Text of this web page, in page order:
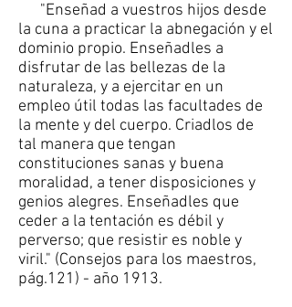
"Enseñad a vuestros hijos desde
la cuna a practicar la abnegación y el
dominio propio. Enseñadles a
disfrutar de las bellezas de la
naturaleza, y a ejercitar en un
empleo útil todas las facultades de
la mente y del cuerpo. Criadlos de
tal manera que tengan
constituciones sanas y buena
moralidad, a tener disposiciones y
genios alegres. Enseñadles que
ceder a la tentación es débil y
perverso; que resistir es noble y
viril." (Consejos para los maestros,
pág.121) - año 1913.